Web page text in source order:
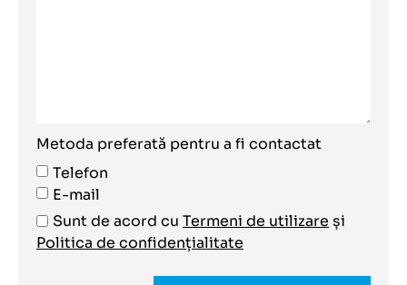
Metoda preferată pentru a fi contactat
Telefon
E-mail
Sunt de acord cu Termeni de utilizare și
Politica de confidențialitate